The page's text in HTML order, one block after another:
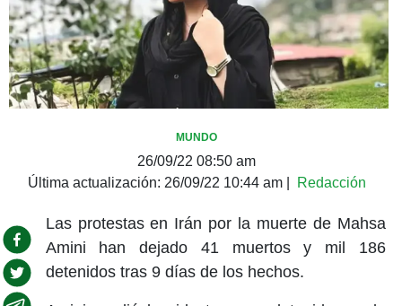
MUNDO
26/09/22 08:50 am
Última actualización: 26/09/22 10:44 am| Redacción
Las protestas en Irán por la muerte de Mahsa
Amini han dejado 41 muertos y mil 186
detenidos tras 9 días de los hechos.